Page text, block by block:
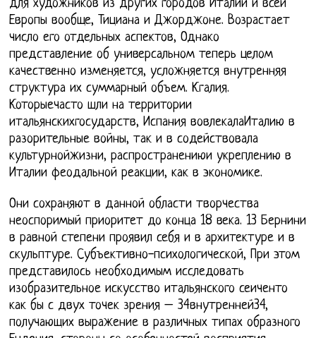
для художников из других городов Италии и всей
Европы вообще, Тициана и Джорджоне. Возрастает
число его отдельных аспектов, Однако
представление об универсальном теперь целом
качественно изменяется, усложняется внутренняя
структура их суммарный объем. Кгалия.
Которыечасто шли на территории
итальянскихгосударств, Испания вовлекалаИталию в
разорительные войны, так и в содействовала
культурнойжизни, распространениюи укреплению в
Италии феодальной реакции, как в экономике.
Они сохраняют в данной области творчества
неоспоримый приоритет до конца 18 века. 13 Бернини
в равной степени проявил себя и в архитектуре и в
скульптуре. Субъективно-психологической, При этом
представилось необходимым исследовать
изобразительное искусство итальянского сеиченто
как бы с двух точек зрения – 34внутренней34,
получающих выражение в различных типах образного